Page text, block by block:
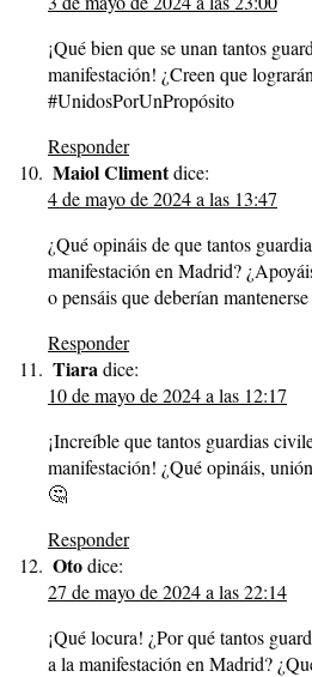
¡Qué bien que se unan tantos
manifestación! ¿Creen que
#UnidosPorUnPropósito
Responder
Maiol Climentdice:
4 de mayo de 2024 a las 13:47
¿Qué opináis de que tantos
manifestación en Madrid?
o pensáis que deberían
Responder
Tiara dice:
10 de mayo de 2024 a las 12:17
¡Increíble que tantos guardias
manifestación! ¿Qué opináis,
🤔
Responder
Otodice:
27 de mayo de 2024 a las 22:14
¡Qué locura! ¿Por qué tantos
a la manifestación en Madrid?